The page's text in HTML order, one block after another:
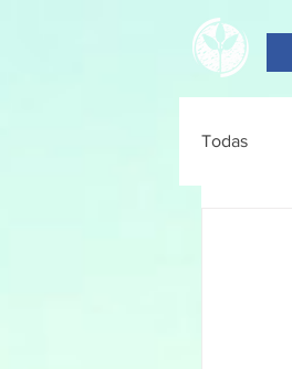
Todas